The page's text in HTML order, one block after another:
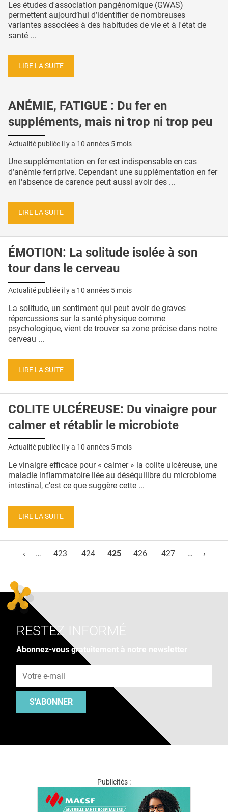
Les études d'association pangénomique (GWAS)
permettent aujourd’hui d’identifier de nombreuses
variantes associées à des habitudes de vie et à l'état de
santé ...
LIRE LA SUITE
ANÉMIE, FATIGUE : Du fer en
suppléments, mais ni trop ni trop peu
Actualité publiée il y a 10 années 5 mois
Une supplémentation en fer est indispensable en cas
d’anémie ferriprive. Cependant une supplémentation en fer
en l'absence de carence peut aussi avoir des ...
LIRE LA SUITE
ÉMOTION: La solitude isolée à son
tour dans le cerveau
Actualité publiée il y a 10 années 5 mois
La solitude, un sentiment qui peut avoir de graves
répercussions sur la santé physique comme
psychologique, vient de trouver sa zone précise dans notre
cerveau ...
LIRE LA SUITE
COLITE ULCÉREUSE: Du vinaigre pour
calmer et rétablir le microbiote
Actualité publiée il y a 10 années 5 mois
Le vinaigre efficace pour « calmer » la colite ulcéreuse, une
maladie inflammatoire liée au déséquilibre du microbiome
intestinal, c’est ce que suggère cette ...
LIRE LA SUITE
‹
… 423 424 425 426 427 … ›
RESTEZ INFORMÉ
Abonnez-vous gratuitement à notre newsletter
S'ABONNER
Publicités :